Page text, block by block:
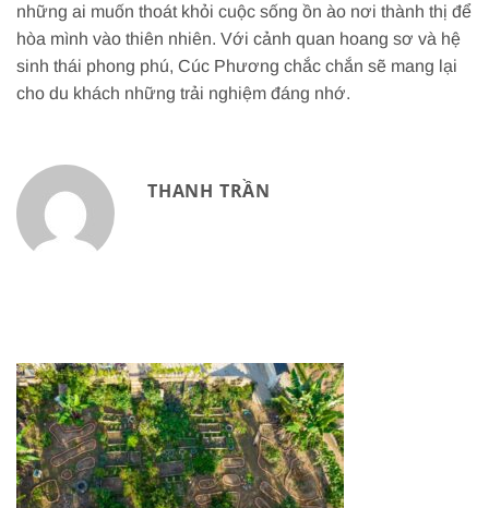
những ai muốn thoát khỏi cuộc sống ồn ào nơi thành thị để
hòa mình vào thiên nhiên. Với cảnh quan hoang sơ và hệ
sinh thái phong phú, Cúc Phương chắc chắn sẽ mang lại
cho du khách những trải nghiệm đáng nhớ.
THANH TRẦN